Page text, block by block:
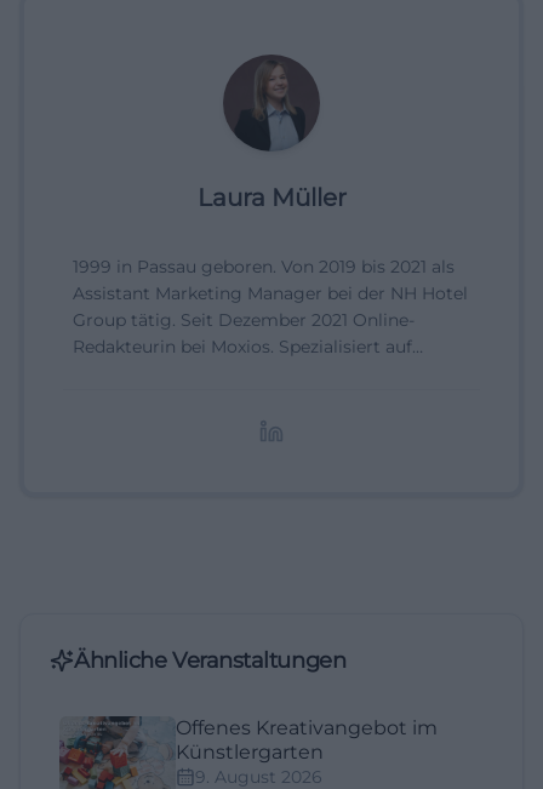
Laura Müller
1999 in Passau geboren. Von 2019 bis 2021 als
Assistant Marketing Manager bei der NH Hotel
Group tätig. Seit Dezember 2021 Online-
Redakteurin bei Moxios. Spezialisiert auf
Ähnliche Veranstaltungen
Offenes Kreativangebot im
Künstlergarten
9. August 2026